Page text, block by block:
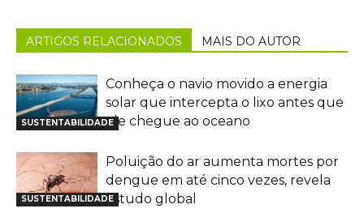
ARTIGOS RELACIONADOS MAIS DO AUTOR
SUSTENTABILIDADE
Conheça o navio movido a energia
solar que intercepta o lixo antes que
ele chegue ao oceano
SUSTENTABILIDADE
Poluição do ar aumenta mortes por
dengue em até cinco vezes, revela
estudo global